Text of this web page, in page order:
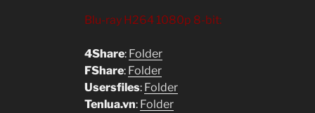
Blu-ray H264 1080p 8-bit:
4Share: Folder
FShare: Folder
Usersfiles: Folder
Tenlua.vn: Folder